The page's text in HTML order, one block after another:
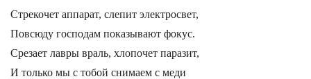
Стрекочет аппарат, слепит электросвет,
Повсюду господам показывают фокус.
Срезает лавры враль, хлопочет паразит,
И только мы с тобой снимаем с меди